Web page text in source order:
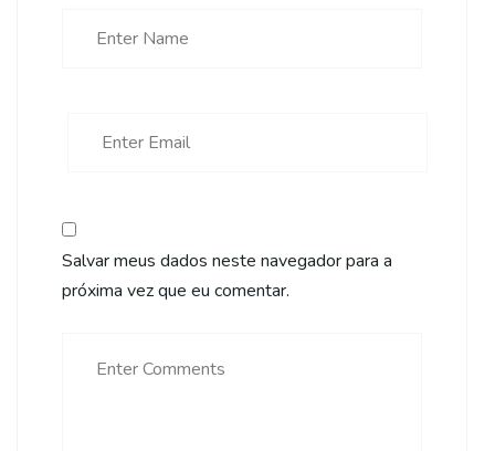
Salvar meus dados neste navegador para a
próxima vez que eu comentar.